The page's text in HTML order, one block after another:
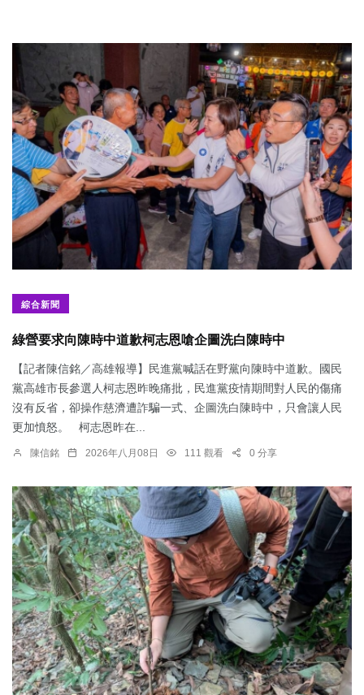
綜合新聞
綠營要求向陳時中道歉柯志恩嗆企圖洗白陳時中
【記者陳信銘／高雄報導】民進黨喊話在野黨向陳時中道歉。國民
黨高雄市長參選人柯志恩昨晚痛批，民進黨疫情期間對人民的傷痛
沒有反省，卻操作慈濟遭詐騙一式、企圖洗白陳時中，只會讓人民
更加憤怒。 柯志恩昨在...
陳信銘 2026年八月08日 111 觀看 0 分享